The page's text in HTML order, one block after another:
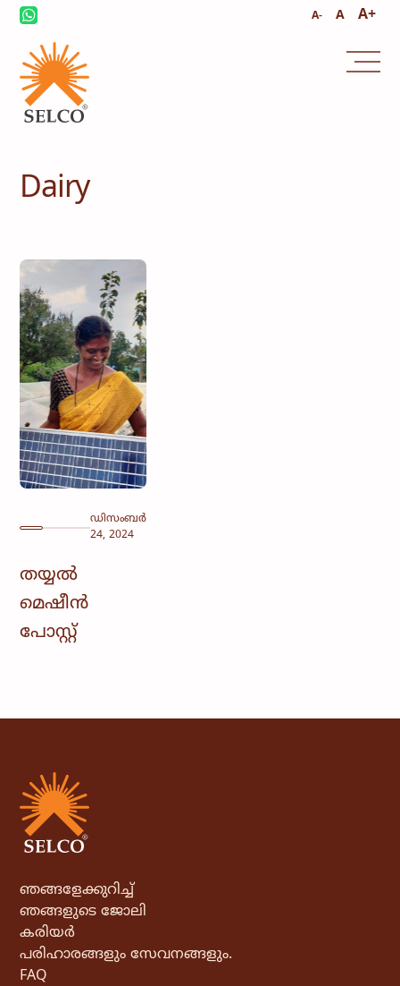
A- A A+
സമാലോചന
Dairy
ഡിസംബർ
24, 2024
തയ്യൽ
മെഷീൻ
പോസ്റ്റ്
ഞങ്ങളേക്കുറിച്ച്
ഞങ്ങളുടെ ജോലി
കരിയർ
പരിഹാരങ്ങളും സേവനങ്ങളും.
FAQ